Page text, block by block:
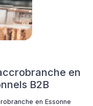
en
B2B
en Essonne